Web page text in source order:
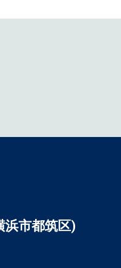
浜市都筑区)